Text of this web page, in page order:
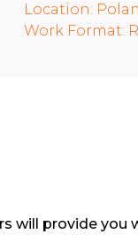
Location:
Work Format:
will provide you